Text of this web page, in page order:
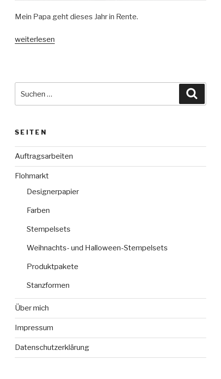
Mein Papa geht dieses Jahr in Rente.
„Renten-
weiterlesen
nach:
SEITEN
Auftragsarbeiten
Flohmarkt
Designerpapier
Farben
Stempelsets
Weihnachts- und Halloween-Stempelsets
Produktpakete
Stanzformen
Über mich
Impressum
Datenschutzerklärung